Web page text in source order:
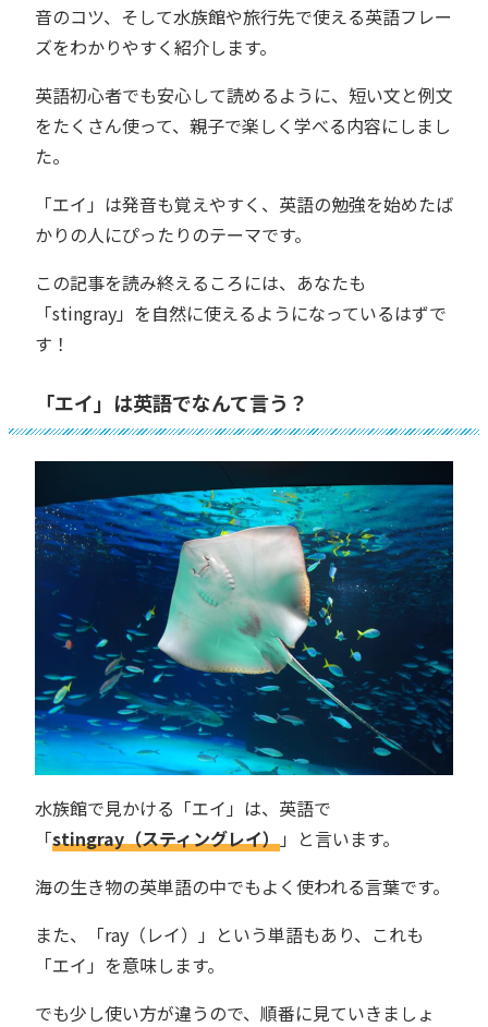
音のコツ、そして水族館や旅行先で使える英語フレー
ズをわかりやすく紹介します。
英語初心者でも安心して読めるように、短い文と例文
をたくさん使って、親子で楽しく学べる内容にしまし
た。
「エイ」は発音も覚えやすく、英語の勉強を始めたば
かりの人にぴったりのテーマです。
この記事を読み終えるころには、あなたも
「stingray」を自然に使えるようになっているはずで
す！
「エイ」は英語でなんて言う？
水族館で見かける「エイ」は、英語で
「stingray（スティングレイ）」と言います。
海の生き物の英単語の中でもよく使われる言葉です。
また、「ray（レイ）」という単語もあり、これも
「エイ」を意味します。
でも少し使い方が違うので、順番に見ていきましょ